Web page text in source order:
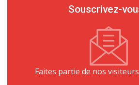
Souscrivez-
Faites partie de nos